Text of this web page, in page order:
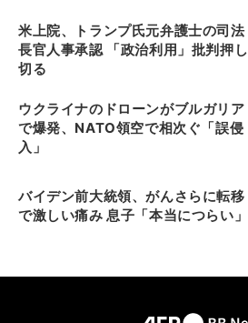
米上院、トランプ氏元弁護士の司法
長官人事承認 「政治利用」批判押し
切る
ウクライナのドローンがブルガリア
で爆発、NATO領空で相次ぐ「誤侵
入」
バイデン前大統領、がんさらに転移
で激しい痛み 息子「本当につらい」